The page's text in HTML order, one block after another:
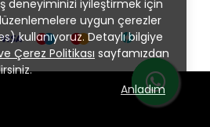
deneyiminizi iyileştirmek için
uygun çerezler
kullanıyoruz. Detaylı bilgiye
Çerez Politikası sayfamızdan
Anladım